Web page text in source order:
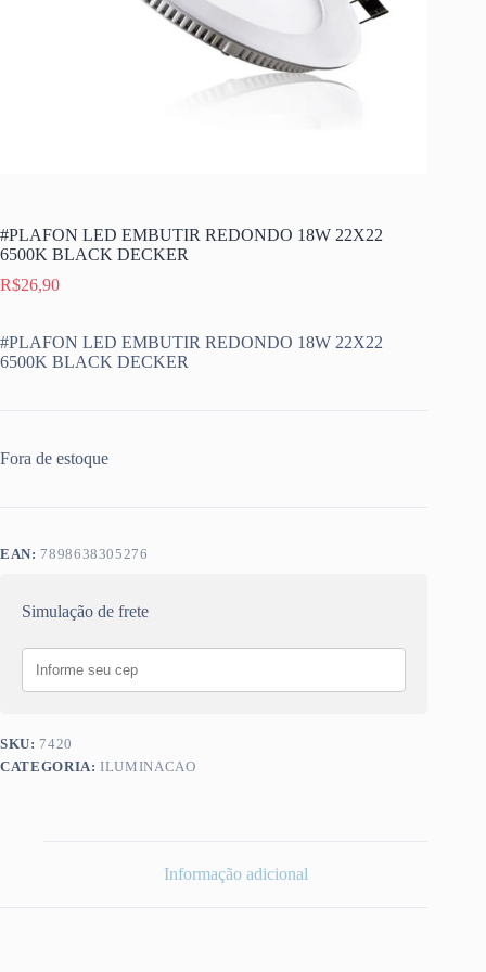
#PLAFON LED EMBUTIR REDONDO 18W 22X22
6500K BLACK DECKER
R$26,90
#PLAFON LED EMBUTIR REDONDO 18W 22X22
6500K BLACK DECKER
Fora de estoque
EAN: 7898638305276
Simulação de frete
SKU: 7420
CATEGORIA:ILUMINACAO
Informação adicional